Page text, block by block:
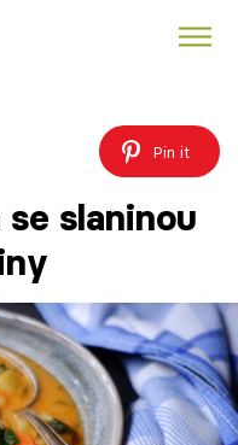
Pin it
slaninou